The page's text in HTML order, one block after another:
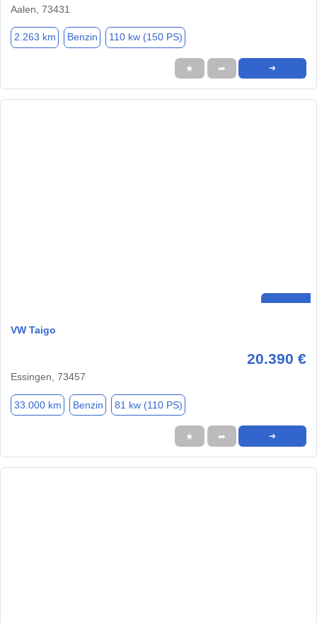
Aalen, 73431
2.263 km Benzin 110 kw (150 PS)
★ ➦ ➜
VW Taigo
20.390 €
Essingen, 73457
33.000 km Benzin 81 kw (110 PS)
★ ➦ ➜